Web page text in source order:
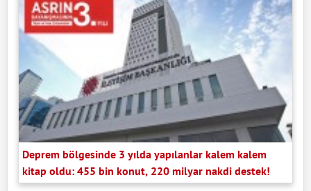
Deprem bölgesinde 3 yılda yapılanlar kalem kalem
kitap oldu: 455 bin konut, 220 milyar nakdi destek!